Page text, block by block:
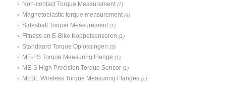
Non-contact Torque Measurement (7)
Magnetoelastic torque measurement (4)
Sideshaft Torque Measurement (1)
Fitness en E-Bike Koppelsensoren (1)
Standaard Torque Oplossingen (3)
ME-FS Torque Measuring Flange (1)
ME-S High Precision Torque Sensor (1)
MEBL Wireless Torque Measuring Flanges (1)